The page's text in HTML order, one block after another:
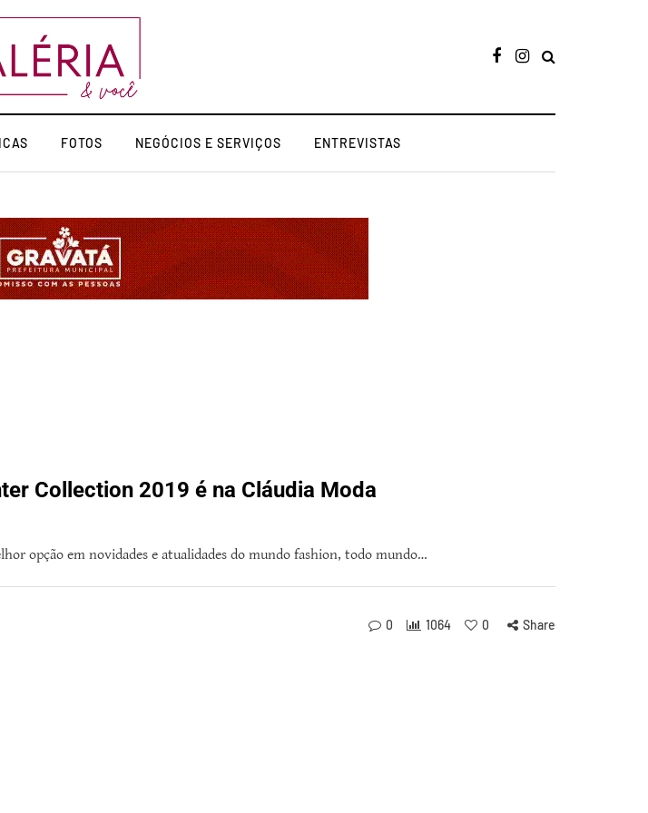
FOTOS NEGÓCIOS E SERVIÇOS ENTREVISTAS
Collection 2019 é na Cláudia Moda
opção em novidades e atualidades do mundo fashion, todo mundo…
0 1064 0 Share